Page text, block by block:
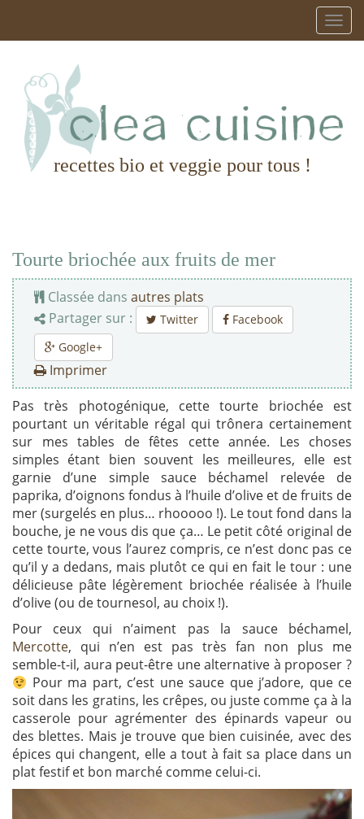
recettes bio et veggie pour tous !
Tourte briochée aux fruits de mer
Classée dans autres plats
Partager sur :
Twitter
Facebook
Google+
Imprimer
Pas très photogénique, cette tourte briochée est
pourtant un véritable régal qui trônera certainement
sur mes tables de fêtes cette année. Les choses
simples étant bien souvent les meilleures, elle est
garnie d’une simple sauce béchamel relevée de
paprika, d’oignons fondus à l’huile d’olive et de fruits de
mer (surgelés en plus… rhooooo !). Le tout fond dans la
bouche, je ne vous dis que ça… Le petit côté original de
cette tourte, vous l’aurez compris, ce n’est donc pas ce
qu’il y a dedans, mais plutôt ce qui en fait le tour : une
délicieuse pâte légèrement briochée réalisée à l’huile
d’olive (ou de tournesol, au choix !).
Pour ceux qui n’aiment pas la sauce béchamel,
Mercotte, qui n’en est pas très fan non plus me
semble-t-il, aura peut-être une alternative à proposer ?
Pour ma part, c’est une sauce que j’adore, que ce
soit dans les gratins, les crêpes, ou juste comme ça à la
casserole pour agrémenter des épinards vapeur ou
des blettes. Mais je trouve que bien cuisinée, avec des
épices qui changent, elle a tout à fait sa place dans un
plat festif et bon marché comme celui-ci.